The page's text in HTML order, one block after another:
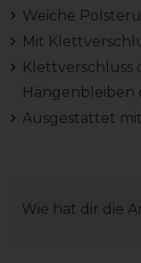
Weiche
Mit
Klettverschluss
Hängenbleiben
Ausgestattet
Wie hat dir die